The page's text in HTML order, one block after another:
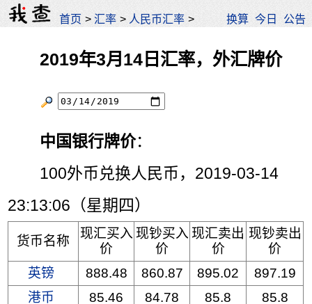
首页 >汇率 > 人民币汇率 > 换算 今日 公告
2019年3月14日汇率，外汇牌价
中国银行牌价：
100外币兑换人民币，2019-03-14
23:13:06（星期四）
货币名称
现汇买入
价
现钞买入
价
现汇卖出
价
现钞卖出
价
英镑
888.48 860.87 895.02
897.19
港币
85.46 84.78 85.8
85.8